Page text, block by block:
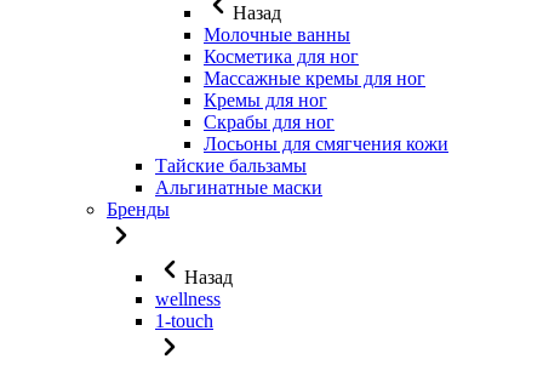
Назад
Молочные ванны
Косметика для ног
Массажные кремы для ног
Кремы для ног
Скрабы для ног
Лосьоны для смягчения кожи
Тайские бальзамы
Альгинатные маски
Бренды
Назад
wellness
1-touch